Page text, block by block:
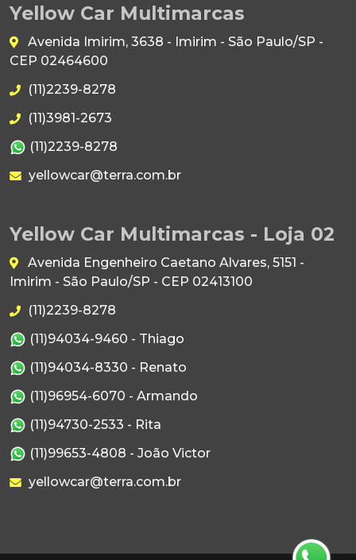
Yellow Car Multimarcas
Avenida Imirim, 3638 - Imirim - São Paulo/SP -
CEP 02464600
(11)2239-8278
(11)3981-2673
(11)2239-8278
yellowcar@terra.com.br
Yellow Car Multimarcas - Loja 02
Avenida Engenheiro Caetano Alvares, 5151 -
Imirim - São Paulo/SP - CEP 02413100
(11)2239-8278
(11)94034-9460 - Thiago
(11)94034-8330 - Renato
(11)96954-6070 - Armando
(11)94730-2533 - Rita
(11)99653-4808 - João Victor
yellowcar@terra.com.br